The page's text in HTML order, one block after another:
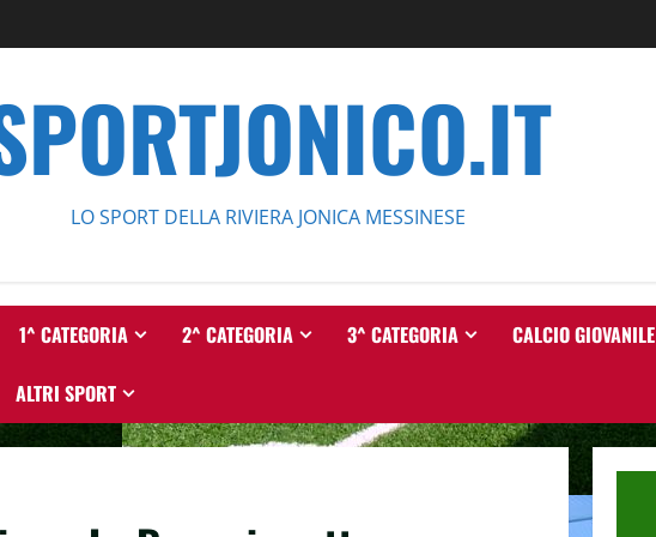
LO SPORT DELLA RIVIERA JONICA MESSINESE
1^ CATEGORIA 2^ CATEGORIA 3^ CATEGORIA CALCIO GIOVANILE
ALTRI SPORT